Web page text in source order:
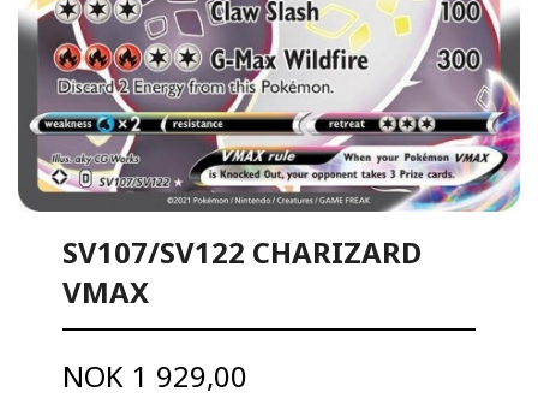
SV107/SV122 CHARIZARD
VMAX
Pris
NOK 1 929,00